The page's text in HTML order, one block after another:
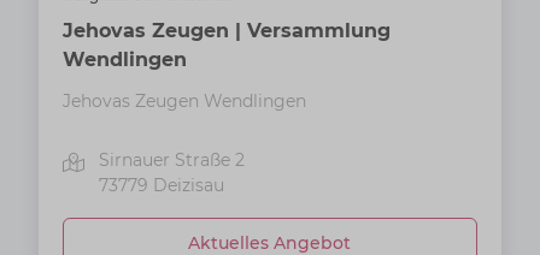
Jehovas Zeugen | Versammlung
Wendlingen
Jehovas Zeugen Wendlingen
Sirnauer Straße 2
73779 Deizisau
Aktuelles Angebot